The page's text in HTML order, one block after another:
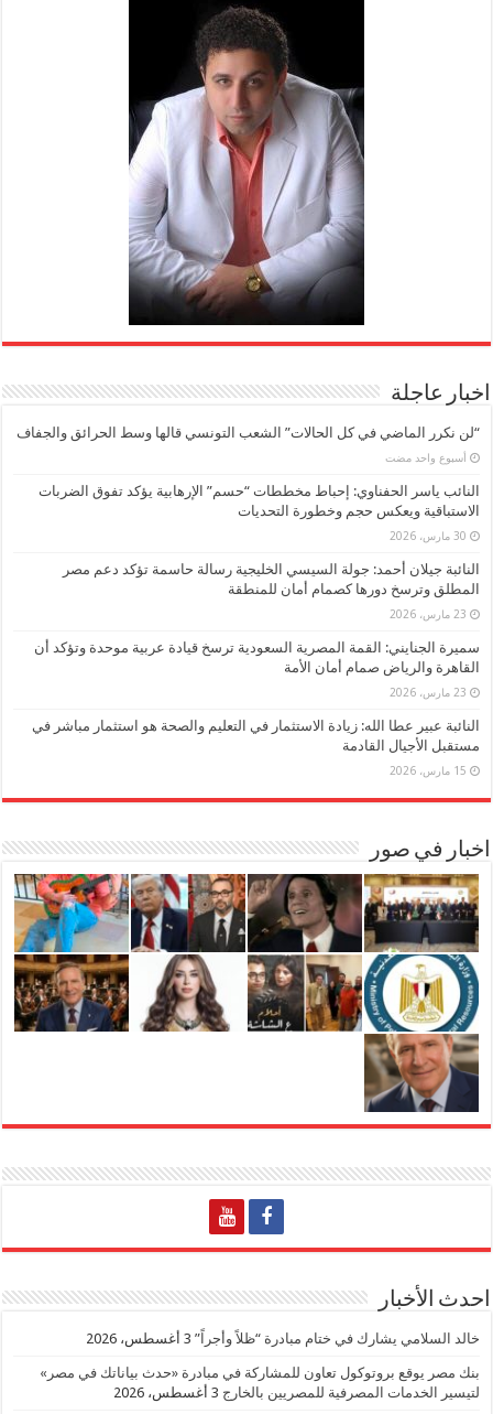
اخبار عاجلة
“لن نكرر الماضي في كل الحالات” الشعب التونسي قالها وسط الحرائق والجفاف
‏أسبوع واحد مضت
النائب ياسر الحفناوي: إحباط مخططات “حسم” الإرهابية يؤكد تفوق الضربات
الاستباقية ويعكس حجم وخطورة التحديات
30 مارس، 2026
النائبة جيلان أحمد: جولة السيسي الخليجية رسالة حاسمة تؤكد دعم مصر
المطلق وترسخ دورها كصمام أمان للمنطقة
23 مارس، 2026
سميرة الجنايني: القمة المصرية السعودية ترسخ قيادة عربية موحدة وتؤكد أن
القاهرة والرياض صمام أمان الأمة
23 مارس، 2026
النائبة عبير عطا الله: زيادة الاستثمار في التعليم والصحة هو استثمار مباشر في
مستقبل الأجيال القادمة
15 مارس، 2026
اخبار في صور
احدث الأخبار
خالد السلامي يشارك في ختام مبادرة “ظلاً وأجراً” 3 أغسطس، 2026
بنك مصر يوقع بروتوكول تعاون للمشاركة في مبادرة «حدث بياناتك في مصر»
لتيسير الخدمات المصرفية للمصريين بالخارج 3 أغسطس، 2026